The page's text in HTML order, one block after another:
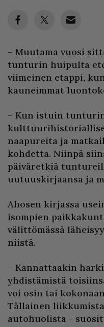
– Muutama vuosi
tunturin huipulta
viimeinen etappi,
kauneimmat
– Kun istuin
naapureita ja
kohdetta. Niinpä
päiväretkiä
uutuuskirjaansa ja
Ahosen kirjassa
isompien
välittömässä
niistä.
– Kannattaakin
yhdistämistä
voi osin tai
Tällainen
autohuolista -